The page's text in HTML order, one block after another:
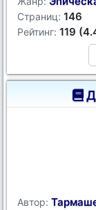
Страниц: 146
Рейтинг: 119
Автор: